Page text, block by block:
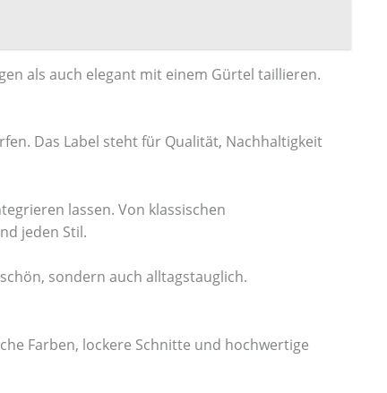
als auch elegant mit einem Gürtel taillieren.
Das Label steht für Qualität, Nachhaltigkeit
lassen. Von klassischen
jeden Stil.
sondern auch alltagstauglich.
Farben, lockere Schnitte und hochwertige